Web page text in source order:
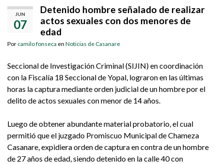
JUN
07
Detenido hombre señalado de realizar
actos sexuales con dos menores de
edad
Por camilo fonseca en Noticias de Casanare
Seccional de Investigación Criminal (SIJIN) en coordinación
con la Fiscalía 18 Seccional de Yopal, lograron en las últimas
horas la captura mediante orden judicial de un hombre por el
delito de actos sexuales con menor de 14 años.
Luego de obtener abundante material probatorio, el cual
permitió que el juzgado Promiscuo Municipal de Chameza
Casanare, expidiera orden de captura en contra de un hombre
de 27 años de edad, siendo detenido en la calle 40 con